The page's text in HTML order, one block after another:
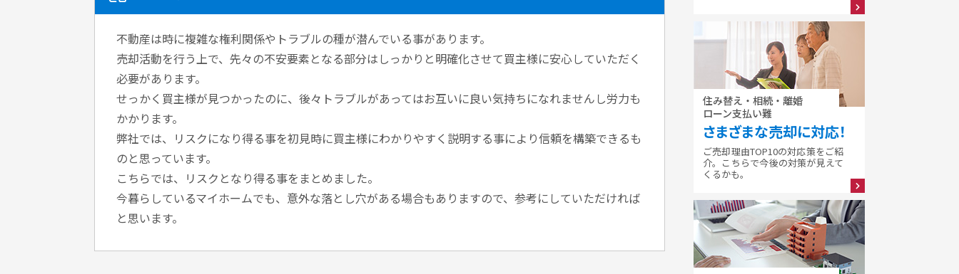
不動産は時に複雑な権利関係やトラブルの種が潜んでいる事があります。
売却活動を行う上で、先々の不安要素となる部分はしっかりと明確化させて買主様に安心していただく
必要があります。
せっかく買主様が見つかったのに、後々トラブルがあってはお互いに良い気持ちになれませんし労力も
かかります。
弊社では、リスクになり得る事を初見時に買主様にわかりやすく説明する事により信頼を構築できるも
のと思っています。
こちらでは、リスクとなり得る事をまとめました。
今暮らしているマイホームでも、意外な落とし穴がある場合もありますので、参考にしていただければ
と思います。
住み替え・相続・離婚
ローン支払い難
さまざまな売却に対応！
ご売却理由TOP10の対応策をご紹
介。こちらで今後の対策が見えて
くるかも。